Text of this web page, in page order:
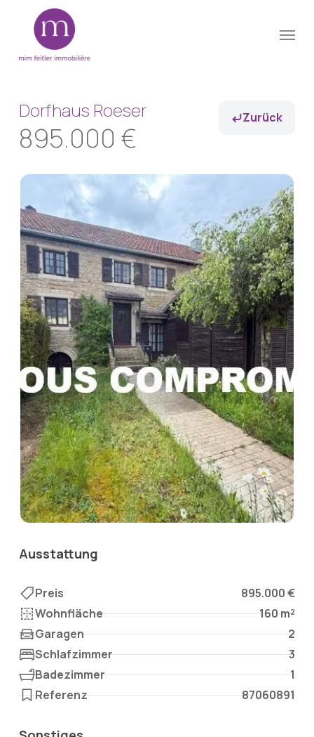
Menu
Dorfhaus Roeser
895.000 €
Zurück
Ausstattung
Preis
895.000 €
Wohnfläche
160 m²
Garagen
2
Schlafzimmer
3
Badezimmer
1
Referenz
87060891
Close